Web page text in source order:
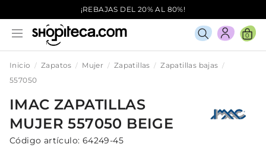
¡REBAJAS DEL 20% AL 80%!
0
Inicio Zapatos Mujer Zapatillas
Zapatillas bajas
557050
IMAC ZAPATILLAS
MUJER557050 BEIGE
Código artículo: 64249-45